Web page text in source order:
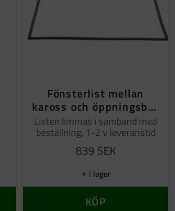
Fönsterlist mellan
kaross och öppningsbar
framruta
Listen limmas i samband med
beställning, 1-2 v leveranstid
839 SEK
I lager
KÖP